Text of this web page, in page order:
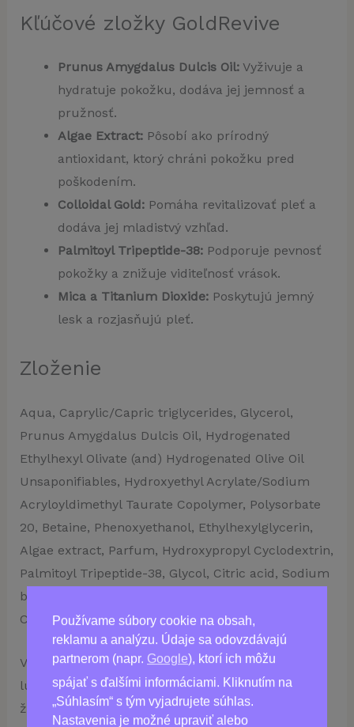
Používame súbory cookie na obsah,
reklamu a analýzu. Údaje sa odovzdávajú
partnerom (napr. Google), ktorí ich môžu
spájať s ďalšími informáciami. Kliknutím na
„Súhlasím“ s tým vyjadrujete súhlas.
Nastavenia je možné upraviť alebo
Kľúčové zložky GoldRevive
Prunus Amygdalus Dulcis Oil:Vyživuje a
hydratuje pokožku, dodáva jej jemnosť a
pružnosť.
Algae Extract:Pôsobí ako prírodný
antioxidant, ktorý chráni pokožku pred
poškodením.
Colloidal Gold:Pomáha revitalizovať pleť a
dodáva jej mladistvý vzhľad.
Palmitoyl Tripeptide-38:Podporuje pevnosť
pokožky a znižuje viditeľnosť vrások.
Mica a Titanium Dioxide:Poskytujú jemný
lesk a rozjasňujú pleť.
Zloženie
Aqua, Caprylic/Capric triglycerides, Glycerol,
Prunus Amygdalus Dulcis Oil, Hydrogenated
Ethylhexyl Olivate (and) Hydrogenated Olive Oil
Unsaponifiables, Hydroxyethyl Acrylate/Sodium
Acryloyldimethyl Taurate Copolymer, Polysorbate
20, Betaine, Phenoxyethanol, Ethylhexylglycerin,
Algae extract, Parfum, Hydroxypropyl Cyclodextrin,
Palmitoyl Tripeptide-38, Glycol, Citric acid, Sodium
benzoate, Potassium sorbate, Colloidal Gold,
Caprylyl Glycol, Mica, Tin Oxide, Titanium Dioxide.
VyskúšajteGoldRevivea doprajte svojej pleti
luxusnú starostlivosť, ktorá ju udrží mladistvou a
žiarivou.